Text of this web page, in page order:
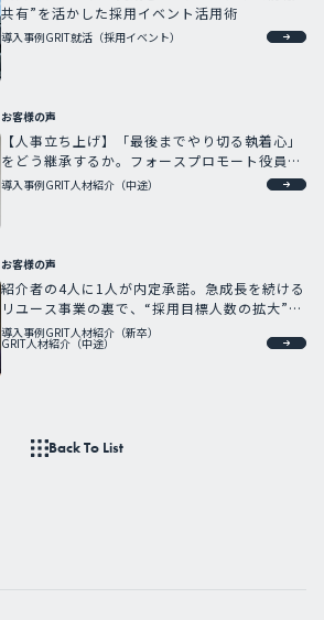
共有”を活かした採用イベント活用術
導入事例GRIT就活（採用イベント）
お客様の声
【人事立ち上げ】「最後までやり切る執着心」
をどう継承するか。フォースプロモート役員が
語る次世代育成への強い想い
導入事例GRIT人材紹介（中途）
お客様の声
紹介者の4人に1人が内定承諾。急成長を続ける
リユース事業の裏で、“採用目標人数の拡大”に
はどう対応したのか。
導入事例GRIT人材紹介（新卒）
GRIT人材紹介（中途）
Back To List